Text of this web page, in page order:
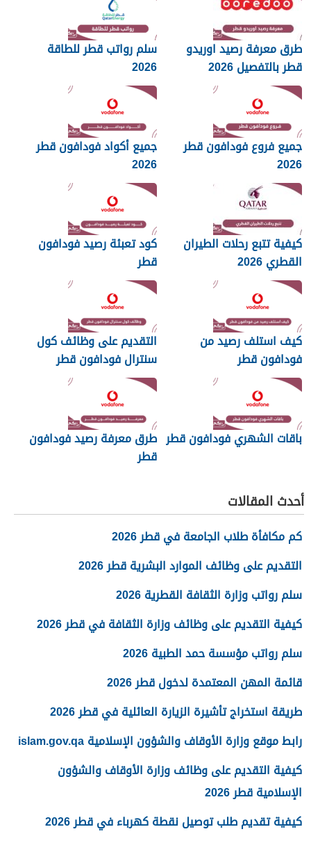
طرق معرفة رصيد اوريدو
قطر بالتفصيل 2026
سلم رواتب قطر للطاقة
2026
جميع فروع فودافون قطر
2026
جميع أكواد فودافون قطر
2026
كيفية تتبع رحلات الطيران
القطري 2026
كود تعبئة رصيد فودافون
قطر
كيف استلف رصيد من
فودافون قطر
التقديم على وظائف كول
سنترال فودافون قطر
باقات الشهري فودافون قطر طرق معرفة رصيد فودافون
قطر
أحدث المقالات
كم مكافأة طلاب الجامعة في قطر 2026
التقديم على وظائف الموارد البشرية قطر 2026
سلم رواتب وزارة الثقافة القطرية 2026
كيفية التقديم على وظائف وزارة الثقافة في قطر 2026
سلم رواتب مؤسسة حمد الطبية 2026
قائمة المهن المعتمدة لدخول قطر 2026
طريقة استخراج تأشيرة الزيارة العائلية في قطر 2026
رابط موقع وزارة الأوقاف والشؤون الإسلامية islam.gov.qa
كيفية التقديم على وظائف وزارة الأوقاف والشؤون
الإسلامية قطر 2026
كيفية تقديم طلب توصيل نقطة كهرباء في قطر 2026